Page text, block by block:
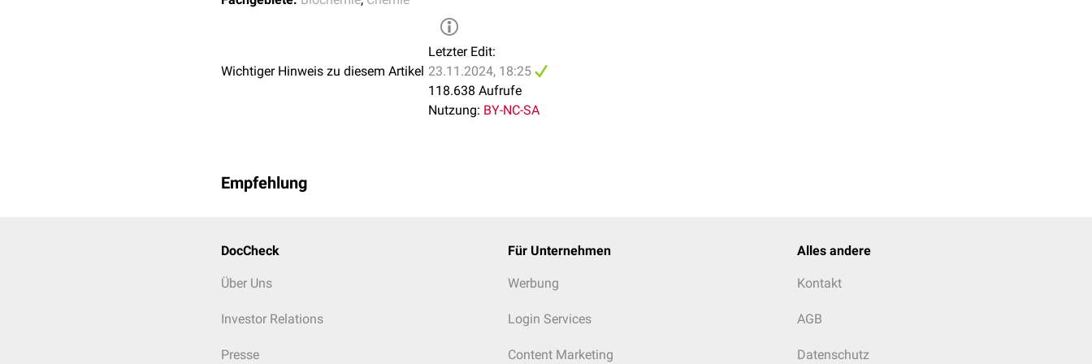
Wichtiger Hinweis zu diesem Artikel
Letzter Edit:
23.11.2024, 18:25
118.638 Aufrufe
Nutzung: BY-NC-SA
Empfehlung
DocCheck
Über Uns
Investor Relations
Presse
Für Unternehmen
Werbung
Login Services
Content Marketing
Alles andere
Kontakt
AGB
Datenschutz